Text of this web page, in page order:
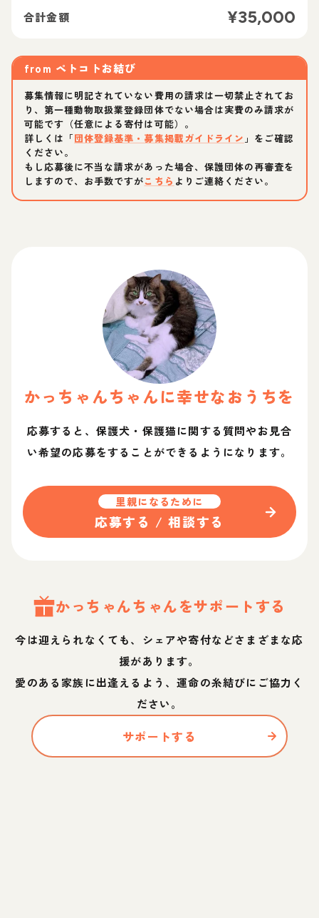
合計金額 ¥35,000
from ペトコトお結び
募集情報に明記されていない費用の請求は一切禁止されてお
り、第一種動物取扱業登録団体でない場合は実費のみ請求が
可能です（任意による寄付は可能）。
詳しくは「団体登録基準・募集掲載ガイドライン 」をご確認
ください。
もし応募後に不当な請求があった場合、保護団体の再審査を
しますので、お手数ですがこちら よりご連絡ください。
かっちゃんちゃんに幸せなおうちを
応募すると、保護犬・保護猫に関する質問やお見合
い希望の応募をすることができるようになります。
里親になるために
応募する / 相談する
かっちゃんちゃんをサポートする
今は迎えられなくても、シェアや寄付などさまざまな応
援があります。
愛のある家族に出逢えるよう、運命の糸結びにご協力く
ださい。
サポートする